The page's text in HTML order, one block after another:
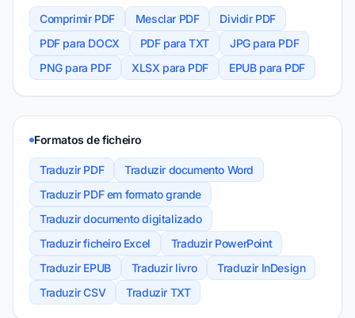
Comprimir PDF Mesclar PDF
Dividir PDF
PDF para DOCX
PDF para TXT
JPG para PDF
PNG para PDF
XLSX para PDF EPUB para PDF
Formatos de ficheiro
Traduzir PDF
Traduzir documento Word
Traduzir PDF em formato grande
Traduzir documento digitalizado
Traduzir ficheiro Excel
Traduzir PowerPoint
Traduzir EPUB
Traduzir livro
Traduzir InDesign
Traduzir CSV
Traduzir TXT